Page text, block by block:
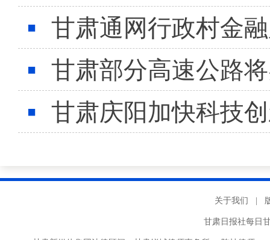
甘肃通网行政村金
甘肃部分高速公路
甘肃庆阳加快科技
关于我们
甘肃日报社每日